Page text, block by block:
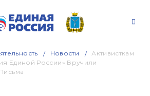
Новости
Активисткам
Единой России» Вручили